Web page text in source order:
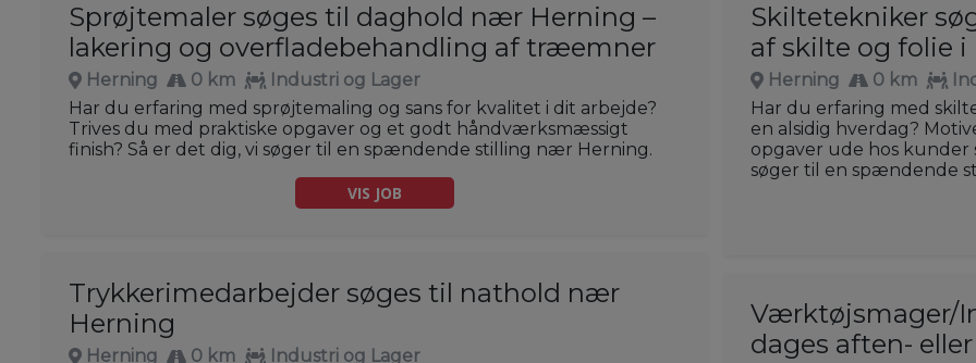
Sprøjtemaler søges til daghold nær Herning –
lakering og overfladebehandling af træemner
Herning 0 km
Industri og Lager
Har du erfaring med sprøjtemaling og sans for kvalitet i dit arbejde?
Trives du med praktiske opgaver og et godt håndværksmæssigt
finish? Så er det dig, vi søger til en spændende stilling nær Herning.
VIS JOB
Skiltetekniker
af skilte og folie
Herning 0 km
Har du erfaring med
en alsidig hverdag?
opgaver ude hos kunder
søger til en spændende
Trykkerimedarbejder søges til nathold nær
Herning
Herning 0 km
Industri og Lager
Værktøjsmager/
dages aften-